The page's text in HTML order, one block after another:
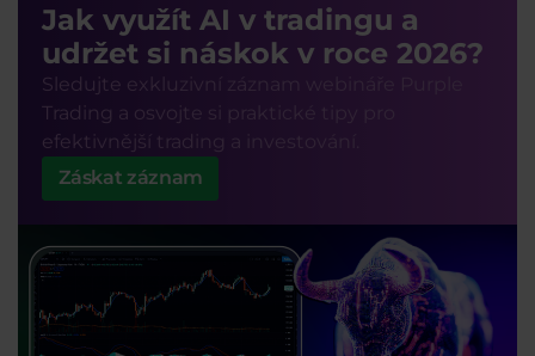
Jak využít AI v tradingu a
udržet si náskok v roce 2026?
Sledujte exkluzivní záznam webináře Purple
Trading a osvojte si praktické tipy pro
efektivnější trading a investování.
Záskat záznam